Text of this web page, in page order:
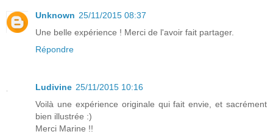
Unknown 25/11/2015 08:37
Une belle expérience ! Merci de l'avoir fait partager.
Répondre
Ludivine 25/11/2015 10:16
Voilà une expérience originale qui fait envie, et sacrément
bien illustrée :)
Merci Marine !!